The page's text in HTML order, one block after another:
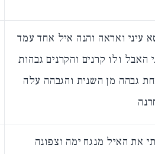
עיני ואראה והנה איל אחד עמד
האבל ולו קרנים והקרנים גבהות
גבהה מן השנית והגבהה עלה
את האיל מנגח ימה וצפונה